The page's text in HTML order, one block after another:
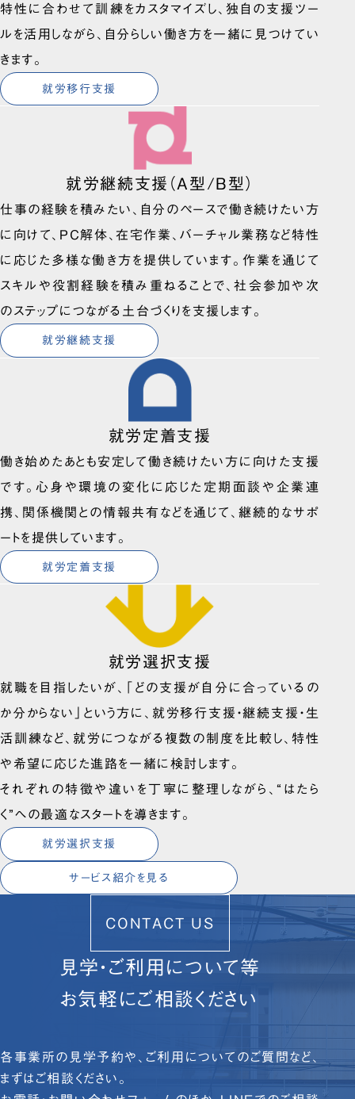
特性に合わせて訓練をカスタマイズし、独自の支援ツー
ルを活用しながら、自分らしい働き方を一緒に見つけてい
きます。
就労移行支援
就労継続支援（A型/B型）
仕事の経験を積みたい、自分のペースで働き続けたい方
に向けて、PC解体、在宅作業、バーチャル業務など特性
に応じた多様な働き方を提供しています。作業を通じて
スキルや役割経験を積み重ねることで、社会参加や次
のステップにつながる土台づくりを支援します。
就労継続支援
就労定着支援
働き始めたあとも安定して働き続けたい方に向けた支援
です。心身や環境の変化に応じた定期面談や企業連
携、関係機関との情報共有などを通じて、継続的なサポ
ートを提供しています。
就労定着支援
就労選択支援
就職を目指したいが、「どの支援が自分に合っているの
か分からない」という方に、就労移行支援・継続支援・生
活訓練など、就労につながる複数の制度を比較し、特性
や希望に応じた進路を一緒に検討します。
それぞれの特徴や違いを丁寧に整理しながら、“はたら
く”への最適なスタートを導きます。
就労選択支援
サービス紹介を見る
CONTACT US
見学・ご利用について等
お気軽にご相談ください
各事業所の見学予約や、ご利用についてのご質問など、
まずはご相談ください。